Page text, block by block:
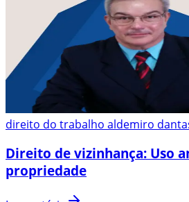
direito do trabalho aldemiro
Direito de vizinhança: Uso
propriedade